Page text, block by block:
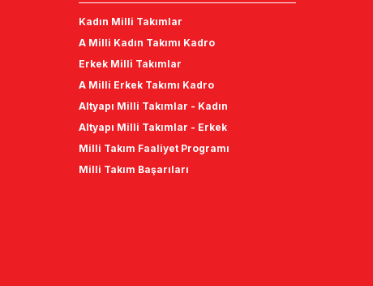
Kadın Milli Takımlar
A Milli Kadın Takımı Kadro
Erkek Milli Takımlar
A Milli Erkek Takımı Kadro
Altyapı Milli Takımlar - Kadın
Altyapı Milli Takımlar - Erkek
Milli Takım Faaliyet Programı
Milli Takım Başarıları